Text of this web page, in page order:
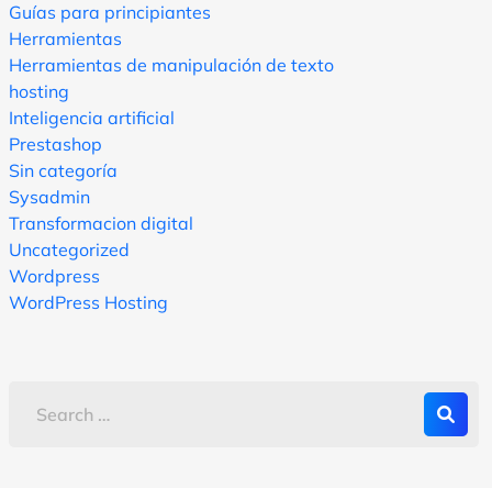
Guías para principiantes
Herramientas
Herramientas de manipulación de texto
hosting
Inteligencia artificial
Prestashop
Sin categoría
Sysadmin
Transformacion digital
Uncategorized
Wordpress
WordPress Hosting